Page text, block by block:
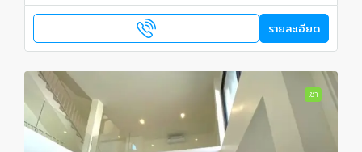
รายละเอียด
เช่า